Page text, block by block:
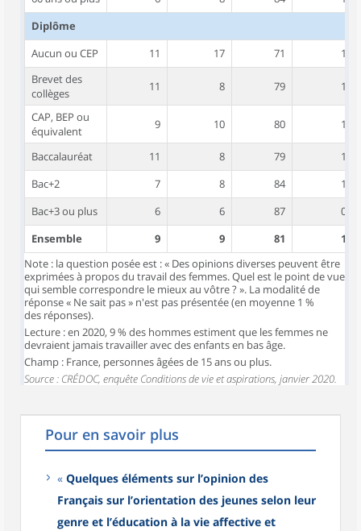
Diplôme
Aucun ou CEP
11 17 71
1
Brevet des
collèges
11 8 79 1
CAP, BEP ou
équivalent
9 10 80 1
Baccalauréat 11 8 79
1
Bac+2
7 8 84
1
Bac+3 ou plus
6 6 87
0
Ensemble
9 9 81
1
Note : la question posée est : « Des opinions diverses peuvent être
exprimées à propos du travail des femmes. Quel est le point de vue
qui semble correspondre le mieux au vôtre ? ». La modalité de
réponse « Ne sait pas » n'est pas présentée (en moyenne 1 %
des réponses).
Lecture : en 2020, 9 % des hommes estiment que les femmes ne
devraient jamais travailler avec des enfants en bas âge.
Champ : France, personnes âgées de 15 ans ou plus.
Source : CRÉDOC, enquête Conditions de vie et aspirations, janvier 2020.
Pour en savoir plus
« Quelques éléments sur l’opinion des
Français sur l’orientation des jeunes selon leur
genre et l’éducation à la vie affective et